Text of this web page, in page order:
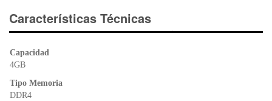
e
b
er s
A
ri
e
Características Técnicas
Capacidad
4GB
Tipo Memoria
DDR4